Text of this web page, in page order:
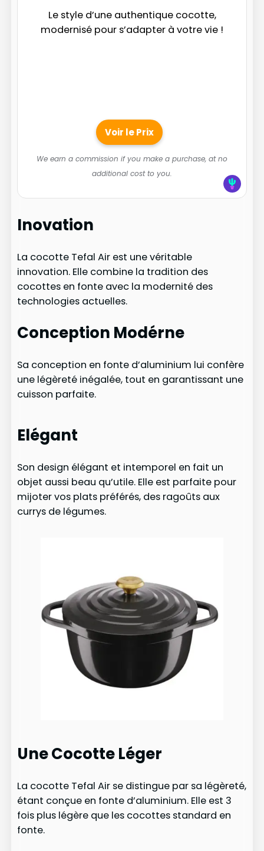
Le style d’une authentique cocotte,
modernisé pour s’adapter à votre vie !
Voir le Prix
We earn a commission if you make a purchase, at no
additional cost to you.
Inovation
La cocotte Tefal Air est une véritable
innovation. Elle combine la tradition des
cocottes en fonte avec la modernité des
technologies actuelles.
Conception Modérne
Sa conception en fonte d’aluminium lui confère
une légèreté inégalée, tout en garantissant une
cuisson parfaite.
Elégant
Son design élégant et intemporel en fait un
objet aussi beau qu’utile. Elle est parfaite pour
mijoter vos plats préférés, des ragoûts aux
currys de légumes.
Une Cocotte Léger
La cocotte Tefal Air se distingue par sa légèreté,
étant conçue en fonte d’aluminium. Elle est 3
fois plus légère que les cocottes standard en
fonte.